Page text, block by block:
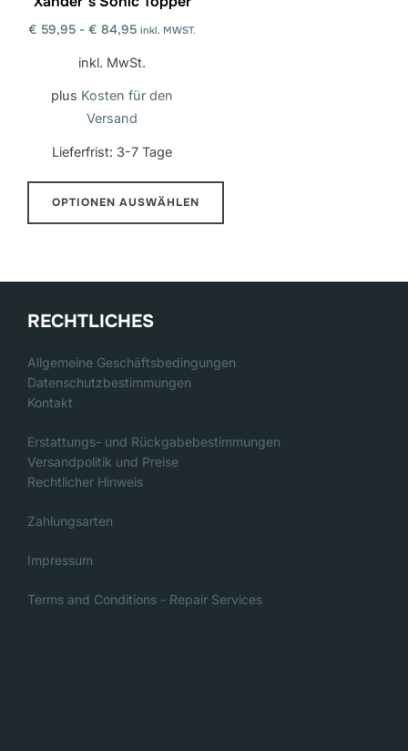
€ 59,95 -€ 84,95 inkl. MWST.
inkl. MwSt.
plus Kosten für den
Versand
Lieferfrist: 3-7 Tage
OPTIONEN AUSWÄHLEN
hat
mehrere
Die
Optionen
auf
der
Produktseite
ausgewählt
RECHTLICHES
Allgemeine Geschäftsbedingungen
Datenschutzbestimmungen
Kontakt
Erstattungs- und Rückgabebestimmungen
Versandpolitik und Preise
Rechtlicher Hinweis
Zahlungsarten
Impressum
Terms and Conditions - Repair Services